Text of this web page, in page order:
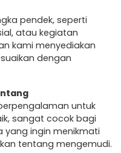
pendek, seperti
atau kegiatan
kami menyediakan
dengan
untuk
sangat cocok bagi
ingin menikmati
tentang mengemudi.